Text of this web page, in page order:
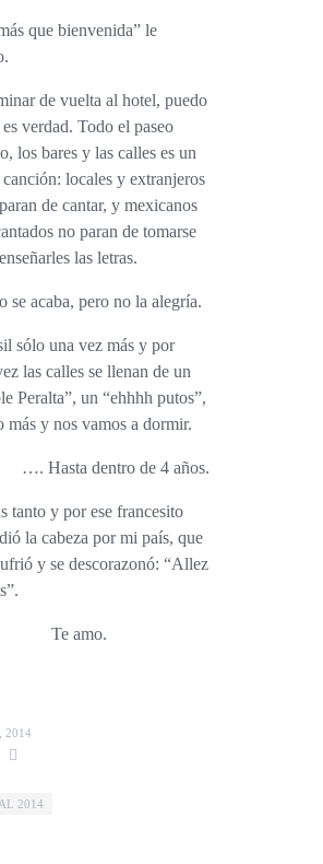
verdad. Todo el paseo
los bares y las calles es un
canción: locales y extranjeros
de cantar, y mexicanos
no paran de tomarse
las letras.
se acaba, pero no la alegría.
las calles se llenan de un
Peralta”, un “ehhhh putos”,
más y nos vamos a dormir.
…. Hasta dentro de 4 años.
la cabeza por mi país, que
y se descorazonó: “Allez
Te amo.
2014
2014